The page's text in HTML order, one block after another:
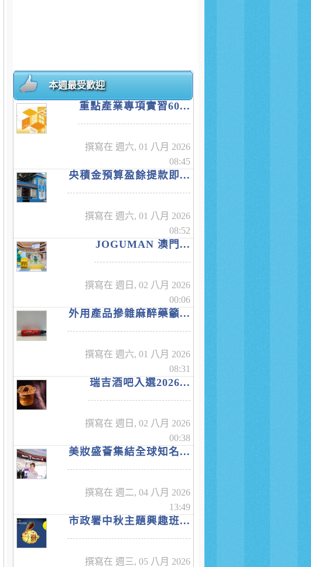
本週最受歡迎
重點產業專項實習60...
撰寫在 週六, 01 八月 2026
08:45
央積金預算盈餘提款即...
撰寫在 週六, 01 八月 2026
08:52
JOGUMAN 澳門...
撰寫在 週日, 02 八月 2026
00:06
外用產品摻雜麻醉藥籲...
撰寫在 週六, 01 八月 2026
08:31
瑞吉酒吧入選2026...
撰寫在 週日, 02 八月 2026
00:38
美妝盛薈集結全球知名...
撰寫在 週二, 04 八月 2026
13:49
市政署中秋主題興趣班...
撰寫在 週三, 05 八月 2026